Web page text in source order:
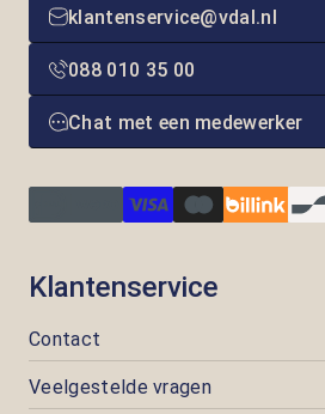
klantenservice@vdal.nl
088 010 35 00
Chat met een medewerker
Klantenservice
Contact
Veelgestelde vragen